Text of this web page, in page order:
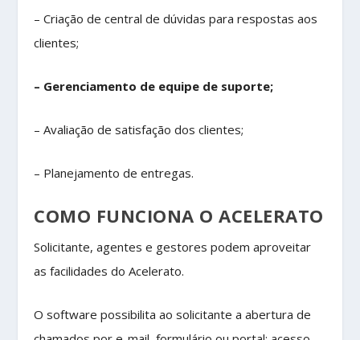
– Criação de central de dúvidas para respostas aos
clientes;
– Gerenciamento de equipe de suporte;
– Avaliação de satisfação dos clientes;
– Planejamento de entregas.
COMO FUNCIONA O ACELERATO
Solicitante, agentes e gestores podem aproveitar
as facilidades do Acelerato.
O software possibilita ao solicitante a abertura de